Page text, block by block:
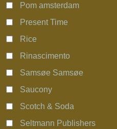
Pom amsterdam
Present Time
Rice
Rinascimento
Samsøe Samsøe
Saucony
Scotch & Soda
Seltmann Publishers